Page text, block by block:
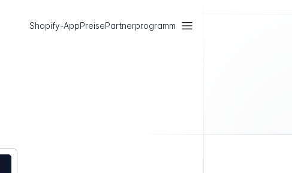
Shopify-AppPreisePartnerprogramm